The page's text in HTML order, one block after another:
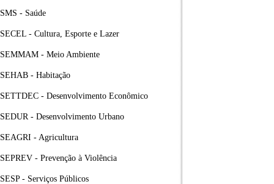
SMS - Saúde
SECEL - Cultura, Esporte e Lazer
SEMMAM - Meio Ambiente
SEHAB - Habitação
SETTDEC - Desenvolvimento Econômico
SEDUR - Desenvolvimento Urbano
SEAGRI - Agricultura
SEPREV - Prevenção à Violência
SESP - Serviços Públicos